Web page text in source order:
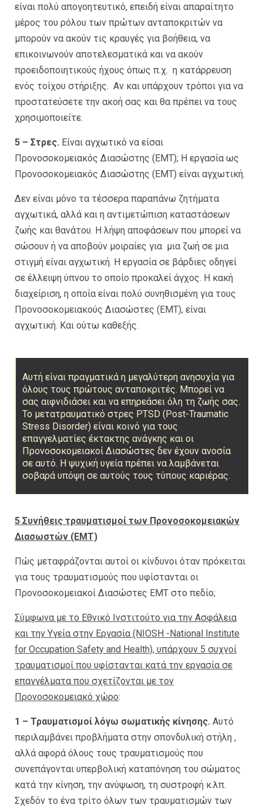
είναι πολύ απογοητευτικό, επειδή είναι απαραίτητο
μέρος του ρόλου των πρώτων ανταποκριτών να
μπορούν να ακούν τις κραυγές για βοήθεια, να
επικοινωνούν αποτελεσματικά και να ακούν
προειδοποιητικούς ήχους όπως π.χ. η κατάρρευση
ενός τοίχου στήριξης. Αν και υπάρχουν τρόποι για να
προστατεύσετε την ακοή σας και θα πρέπει να τους
χρησιμοποιείτε.
5 – Στρες. Είναι αγχωτικό να είσαι
Προνοσοκομειακός Διασώστης (EMT); Η εργασία ως
Προνοσοκομειακός Διασώστης (ΕΜΤ) είναι αγχωτική.
Δεν είναι μόνο τα τέσσερα παραπάνω ζητήματα
αγχωτικά, αλλά και η αντιμετώπιση καταστάσεων
ζωής και θανάτου. Η λήψη αποφάσεων που μπορεί να
σώσουν ή να αποβούν μοιραίες για μια ζωή σε μια
στιγμή είναι αγχωτική. Η εργασία σε βάρδιες οδηγεί
σε έλλειψη ύπνου το οποίο προκαλεί άγχος. Η κακή
διαχείριση, η οποία είναι πολύ συνηθισμένη για τους
Προνοσοκομειακούς Διασώστες (ΕΜΤ), είναι
αγχωτική. Και ούτω καθεξής.
Αυτή είναι πραγματικά η μεγαλύτερη ανησυχία για
όλους τους πρώτους ανταποκριτές. Μπορεί να
σας αιφνιδιάσει και να επηρεάσει όλη τη ζωής σας.
Το μετατραυματικό στρες PTSD (Post-Traumatic
Stress Disorder) είναι κοινό για τους
επαγγελματίες έκτακτης ανάγκης και οι
Προνοσοκομειακοί Διασώστες δεν έχουν ανοσία
σε αυτό. Η ψυχική υγεία πρέπει να λαμβάνεται
σοβαρά υπόψη σε αυτούς τους τύπους καριέρας.
5 Συνήθεις τραυματισμοί των Προνοσοκομειακών
Διασωστών (EMT)
Πώς μεταφράζονται αυτοί οι κίνδυνοι όταν πρόκειται
για τους τραυματισμούς που υφίστανται οι
Προνοσοκομειακοί Διασώστες EMT στο πεδίο;
Σύμφωνα με το Εθνικό Ινστιτούτο για την Ασφάλεια
και την Υγεία στην Εργασία (NIOSH -National Institute
for Occupation Safety and Health), υπάρχουν 5 συχνοί
τραυματισμοί που υφίστανται κατά την εργασία σε
επαγγέλματα που σχετίζονται με τον
Προνοσοκομειακό χώρο:
1 – Τραυματισμοί λόγω σωματικής κίνησης. Αυτό
περιλαμβάνει προβλήματα στην σπονδυλική στήλη ,
αλλά αφορά όλους τους τραυματισμούς που
συνεπάγονται υπερβολική καταπόνηση του σώματος
κατά την κίνηση, την ανύψωση, τη συστροφή κ.λπ.
Σχεδόν το ένα τρίτο όλων των τραυματισμών των